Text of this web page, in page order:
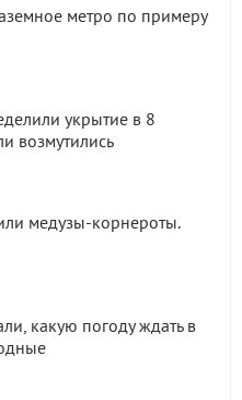
метро по примеру
укрытие в 8
возмутились
медузы-корнероты.
какую погоду ждать в